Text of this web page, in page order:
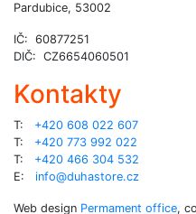
Pardubice, 53002
IČ: 60877251
DIČ: CZ6654060501
Kontakty
T: +420 608 022 607
T: +420 773 992 022
T: +420 466 304 532
E: info@duhastore.cz
Web design Permament office,